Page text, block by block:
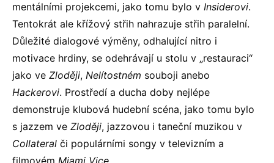
mentálními projekcemi, jako tomu bylo v Insiderovi.
Tentokrát ale křížový střih nahrazuje střih paralelní.
Důležité dialogové výměny, odhalující nitro i
motivace hrdiny, se odehrávají u stolu v „restauraci“
jako ve Zloději, Nelítostném souboji anebo
Hackerovi. Prostředí a ducha doby nejlépe
demonstruje klubová hudební scéna, jako tomu bylo
s jazzem ve Zloději, jazzovou i taneční muzikou v
Collateral či populárními songy v televizním a
filmovém Miami Vice.